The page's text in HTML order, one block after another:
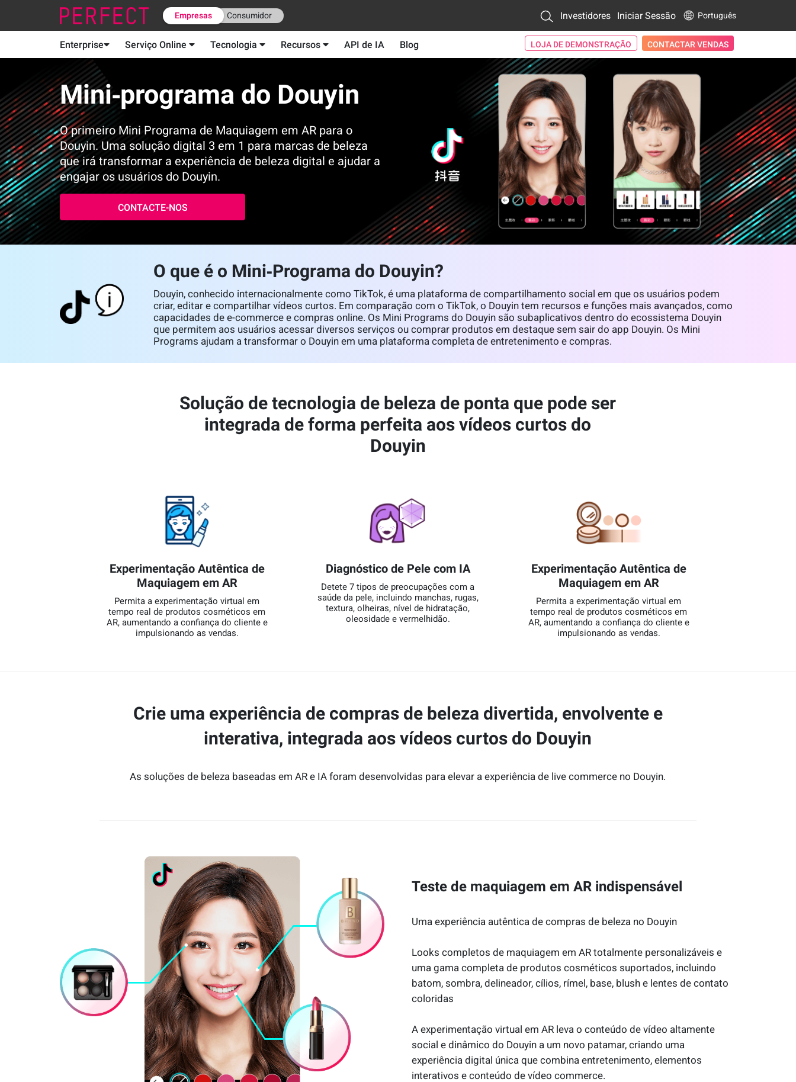
Empresas Consumidor Investidores Iniciar Sessão Português
Enterprise Serviço Online Tecnologia Recursos API de IA Blog LOJA DE DEMONSTRAÇÃO CONTACTAR VENDAS
Mini‑programa do Douyin
O primeiro Mini Programa de Maquiagem em AR para o
Douyin. Uma solução digital 3 em 1 para marcas de beleza
que irá transformar a experiência de beleza digital e ajudar a
engajar os usuários do Douyin.
CONTACTE-NOS
O que é o Mini‑Programa do Douyin?
Douyin, conhecido internacionalmente como TikTok, é uma plataforma de compartilhamento social em que os usuários podem
criar, editar e compartilhar vídeos curtos. Em comparação com o TikTok, o Douyin tem recursos e funções mais avançados, como
capacidades de e-commerce e compras online. Os Mini Programs do Douyin são subaplicativos dentro do ecossistema Douyin
que permitem aos usuários acessar diversos serviços ou comprar produtos em destaque sem sair do app Douyin. Os Mini
Programs ajudam a transformar o Douyin em uma plataforma completa de entretenimento e compras.
Solução de tecnologia de beleza de ponta que pode ser
integrada de forma perfeita aos vídeos curtos do
Douyin
Experimentação Autêntica de
Maquiagem em AR
Permita a experimentação virtual em
tempo real de produtos cosméticos em
AR, aumentando a confiança do cliente e
impulsionando as vendas.
Diagnóstico de Pele com IA
Detete 7 tipos de preocupações com a
saúde da pele, incluindo manchas, rugas,
textura, olheiras, nível de hidratação,
oleosidade e vermelhidão.
Experimentação Autêntica de
Maquiagem em AR
Permita a experimentação virtual em
tempo real de produtos cosméticos em
AR, aumentando a confiança do cliente e
impulsionando as vendas.
Crie uma experiência de compras de beleza divertida, envolvente e
interativa, integrada aos vídeos curtos do Douyin
As soluções de beleza baseadas em AR e IA foram desenvolvidas para elevar a experiência de live commerce no Douyin.
Teste de maquiagem em AR indispensável
Uma experiência autêntica de compras de beleza no Douyin
Looks completos de maquiagem em AR totalmente personalizáveis e
uma gama completa de produtos cosméticos suportados, incluindo
batom, sombra, delineador, cílios, rímel, base, blush e lentes de contato
coloridas
A experimentação virtual em AR leva o conteúdo de vídeo altamente
social e dinâmico do Douyin a um novo patamar, criando uma
experiência digital única que combina entretenimento, elementos
interativos e conteúdo de vídeo commerce.